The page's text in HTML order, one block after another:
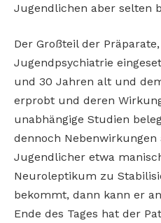
Jugendlichen aber selten
Der Großteil der
Jugendpsychiatrie
und 30 Jahren alt und
erprobt und deren
unabhängige Studien
dennoch Nebenwirkungen
Jugendlicher etwa
Neuroleptikum zu
bekommt, dann kann er
Ende des Tages hat der